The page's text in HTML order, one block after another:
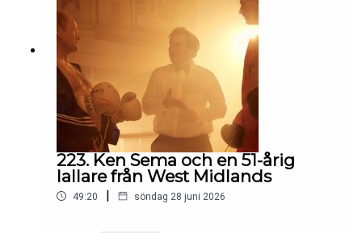
223. Ken Sema och en 51-årig
lallare från West Midlands
49:20 | söndag 28 juni 2026